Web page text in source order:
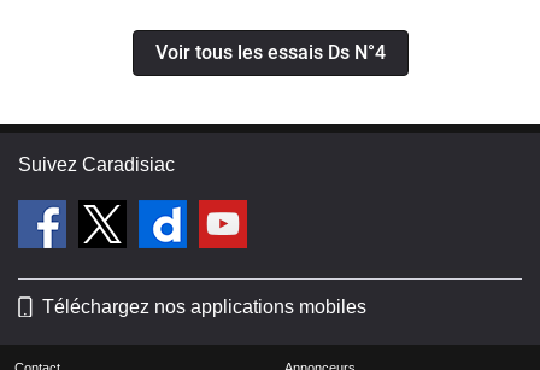
Voir tous les essais Ds N°4
Suivez Caradisiac
Téléchargez nos applications mobiles